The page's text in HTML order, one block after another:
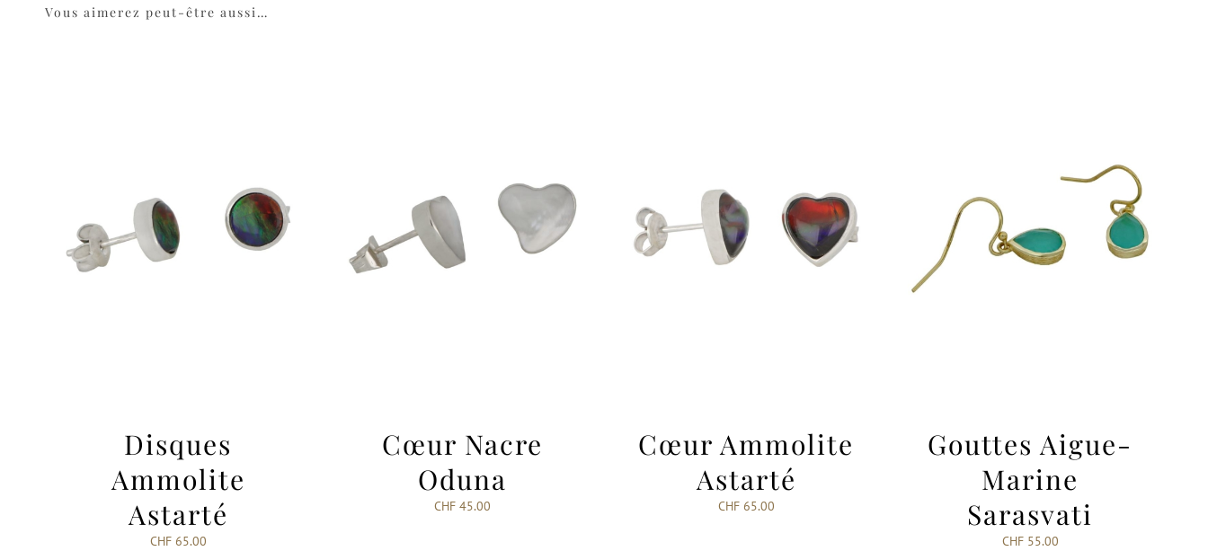
Vous aimerez peut-être aussi…
Disques
Ammolite
Astarté
CHF65.00
Cœur Nacre
Oduna
CHF45.00
Cœur Ammolite
Astarté
CHF65.00
Gouttes Aigue-
Marine
Sarasvati
CHF55.00